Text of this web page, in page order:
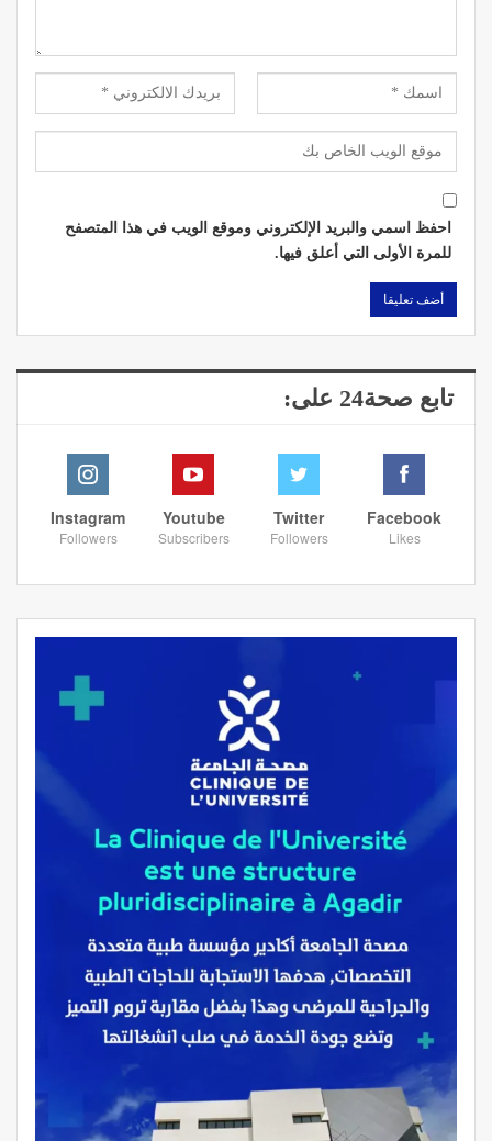
احفظ اسمي والبريد الإلكتروني وموقع الويب في هذا المتصفح
للمرة الأولى التي أعلق فيها.
تابع صحة24 على:
Facebook
Likes
Twitter
Followers
Youtube
Subscribers
Instagram
Followers